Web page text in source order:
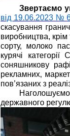
Звертаємо
від 19.06.2023 №
скасування
виробництва,
сорту, молоко
курячі
соняшникову
рекламних,
пов’язаних з
державного